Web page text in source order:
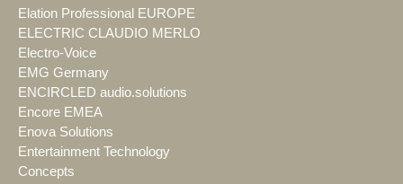
Elation Professional EUROPE
ELECTRIC CLAUDIO MERLO
Electro-Voice
EMG Germany
ENCIRCLED audio.solutions
Encore EMEA
Enova Solutions
Entertainment Technology
Concepts